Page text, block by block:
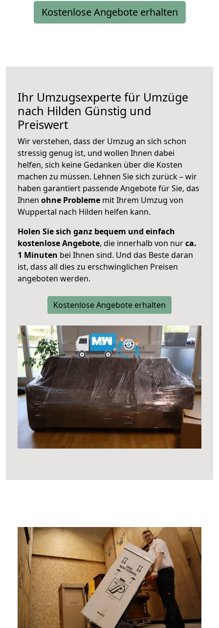
Kostenlose Angebote erhalten
Ihr Umzugsexperte für Umzüge
nach Hilden Günstig und
Preiswert
Wir verstehen, dass der Umzug an sich schon
stressig genug ist, und wollen Ihnen dabei
helfen, sich keine Gedanken über die Kosten
machen zu müssen. Lehnen Sie sich zurück – wir
haben garantiert passende Angebote für Sie, das
Ihnen ohne Probleme mit Ihrem Umzug von
Wuppertal nach Hilden helfen kann.
Holen Sie sich ganz bequem und einfach
kostenlose Angebote, die innerhalb von nurca.
1 Minuten bei Ihnen sind. Und das Beste daran
ist, dass all dies zu erschwinglichen Preisen
angeboten werden.
Kostenlose Angebote erhalten